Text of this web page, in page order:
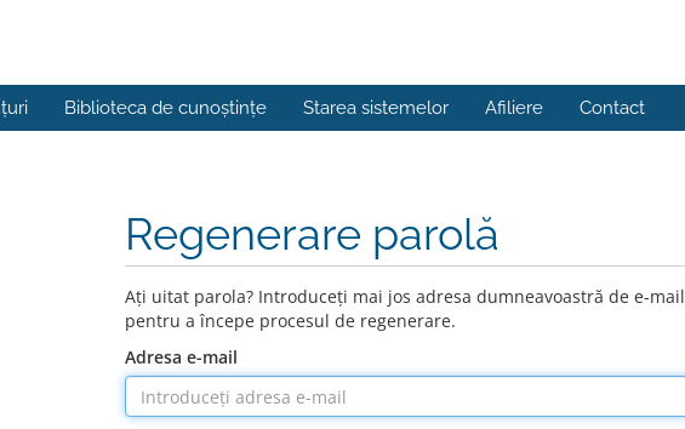
Biblioteca de cunoștințe Starea sistemelor Afiliere Contact
Regenerare parolă
Ați uitat parola? Introduceți mai jos adresa dumneavoastră de e-mail
pentru a începe procesul de regenerare.
Adresa e-mail